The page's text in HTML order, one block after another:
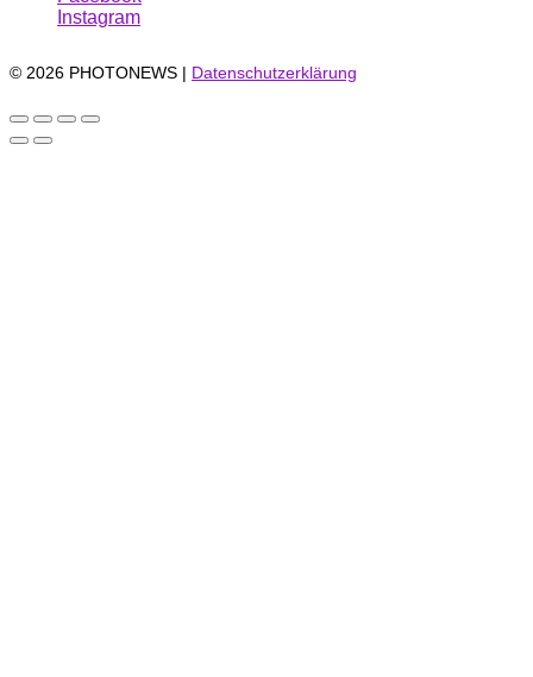
Instagram
© 2026 PHOTONEWS | Datenschutzerklärung